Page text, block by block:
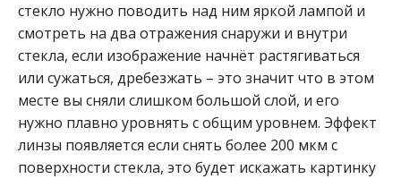
стекло нужно поводить над ним яркой лампой и
смотреть на два отражения снаружи и внутри
стекла, если изображение начнёт растягиваться
или сужаться, дребезжать – это значит что в этом
месте вы сняли слишком большой слой, и его
нужно плавно уровнять с общим уровнем. Эффект
линзы появляется если снять более 200 мкм с
поверхности стекла, это будет искажать картинку